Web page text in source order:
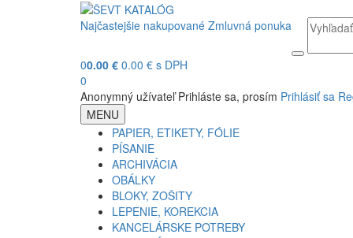
Najčastejšie nakupované Zmluvná ponuka
00.00 € 0.00 € s DPH
0
Anonymný užívateľ Prihláste sa, prosím Prihlásiť sa
MENU
PAPIER, ETIKETY, FÓLIE
PÍSANIE
ARCHIVÁCIA
OBÁLKY
BLOKY, ZOŠITY
LEPENIE, KOREKCIA
KANCELÁRSKE POTREBY